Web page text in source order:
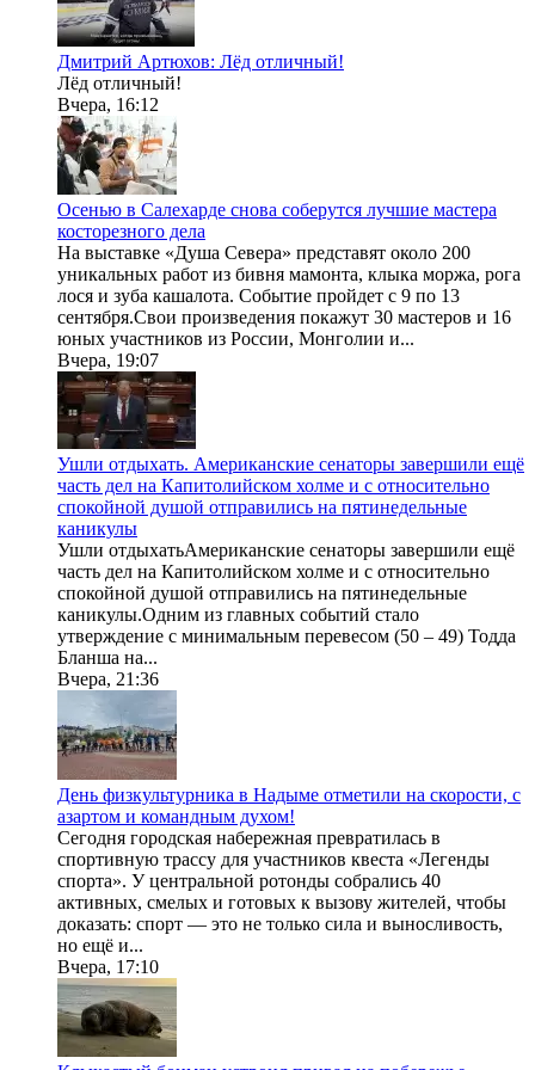
Дмитрий Артюхов: Лёд отличный!
Лёд отличный!
Вчера, 16:12
Осенью в Салехарде снова соберутся лучшие мастера
косторезного дела
На выставке «Душа Севера» представят около 200
уникальных работ из бивня мамонта, клыка моржа, рога
лося и зуба кашалота. Событие пройдет с 9 по 13
сентября.Свои произведения покажут 30 мастеров и 16
юных участников из России, Монголии и...
Вчера, 19:07
Ушли отдыхать. Американские сенаторы завершили ещё
часть дел на Капитолийском холме и с относительно
спокойной душой отправились на пятинедельные
каникулы
Ушли отдыхатьАмериканские сенаторы завершили ещё
часть дел на Капитолийском холме и с относительно
спокойной душой отправились на пятинедельные
каникулы.Одним из главных событий стало
утверждение с минимальным перевесом (50 – 49) Тодда
Бланша на...
Вчера, 21:36
День физкультурника в Надыме отметили на скорости, с
азартом и командным духом!
Сегодня городская набережная превратилась в
спортивную трассу для участников квеста «Легенды
спорта». У центральной ротонды собрались 40
активных, смелых и готовых к вызову жителей, чтобы
доказать: спорт — это не только сила и выносливость,
но ещё и...
Вчера, 17:10